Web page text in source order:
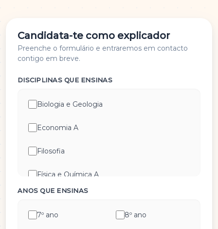
Candidata-te como explicador
Preenche o formulário e entraremos em contacto
contigo em breve.
DISCIPLINAS QUE ENSINAS
Biologia e Geologia
Economia A
Filosofia
Física e Química A
ANOS QUE ENSINAS
7º ano 8º ano